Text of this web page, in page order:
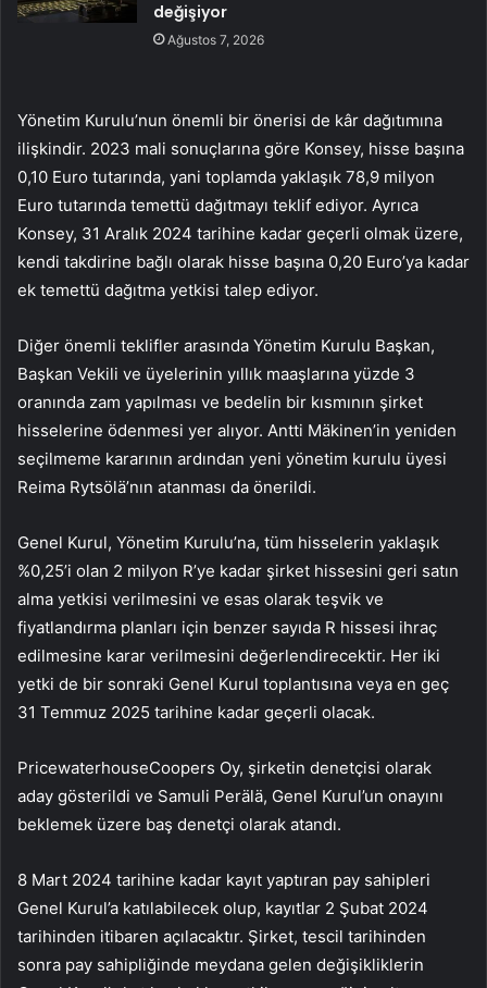
değişiyor
Ağustos 7, 2026
Yönetim Kurulu’nun önemli bir önerisi de kâr dağıtımına
ilişkindir. 2023 mali sonuçlarına göre Konsey, hisse başına
0,10 Euro tutarında, yani toplamda yaklaşık 78,9 milyon
Euro tutarında temettü dağıtmayı teklif ediyor. Ayrıca
Konsey, 31 Aralık 2024 tarihine kadar geçerli olmak üzere,
kendi takdirine bağlı olarak hisse başına 0,20 Euro’ya kadar
ek temettü dağıtma yetkisi talep ediyor.
Diğer önemli teklifler arasında Yönetim Kurulu Başkan,
Başkan Vekili ve üyelerinin yıllık maaşlarına yüzde 3
oranında zam yapılması ve bedelin bir kısmının şirket
hisselerine ödenmesi yer alıyor. Antti Mäkinen’in yeniden
seçilmeme kararının ardından yeni yönetim kurulu üyesi
Reima Rytsölä’nın atanması da önerildi.
Genel Kurul, Yönetim Kurulu’na, tüm hisselerin yaklaşık
%0,25’i olan 2 milyon R’ye kadar şirket hissesini geri satın
alma yetkisi verilmesini ve esas olarak teşvik ve
fiyatlandırma planları için benzer sayıda R hissesi ihraç
edilmesine karar verilmesini değerlendirecektir. Her iki
yetki de bir sonraki Genel Kurul toplantısına veya en geç
31 Temmuz 2025 tarihine kadar geçerli olacak.
PricewaterhouseCoopers Oy, şirketin denetçisi olarak
aday gösterildi ve Samuli Perälä, Genel Kurul’un onayını
beklemek üzere baş denetçi olarak atandı.
8 Mart 2024 tarihine kadar kayıt yaptıran pay sahipleri
Genel Kurul’a katılabilecek olup, kayıtlar 2 Şubat 2024
tarihinden itibaren açılacaktır. Şirket, tescil tarihinden
sonra pay sahipliğinde meydana gelen değişikliklerin